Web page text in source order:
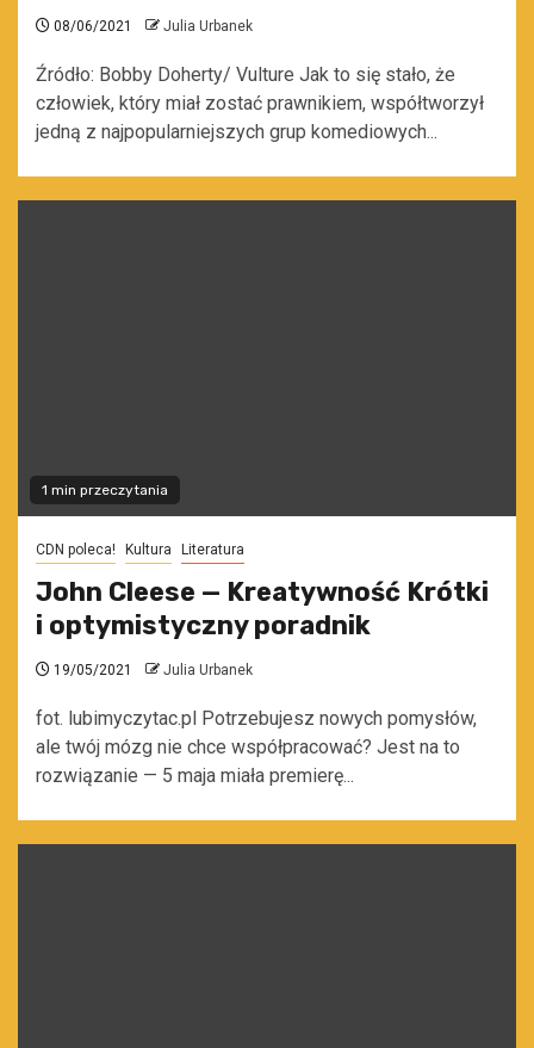
08/06/2021 Julia Urbanek
Źródło: Bobby Doherty/ Vulture Jak to się stało, że
człowiek, który miał zostać prawnikiem, współtworzył
jedną z najpopularniejszych grup komediowych...
1 min przeczytania
CDN poleca! Kultura Literatura
John Cleese — Kreatywność Krótki
i optymistyczny poradnik
19/05/2021 Julia Urbanek
fot. lubimyczytac.pl Potrzebujesz nowych pomysłów,
ale twój mózg nie chce współpracować? Jest na to
rozwiązanie — 5 maja miała premierę...